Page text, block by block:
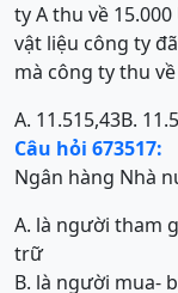
ty A thu về
vật liệu công ty
mà công ty thu
A. 11.515,43B.
Câu hỏi 673517:
Ngân hàng Nhà
A. là người tham
trữ
B. là người mua-